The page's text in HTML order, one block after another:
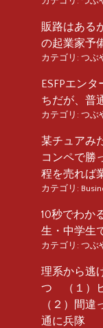
販路はある
の起業家予
カテゴリ: つぶ
ESFPエン
ちだが、普
カテゴリ: つぶ
某チュアみ
コンペで勝
程を売れば
カテゴリ:
10秒でわか
生・中学生
カテゴリ: つぶ
理系から逃
つ （１）
（２）間
通に兵隊